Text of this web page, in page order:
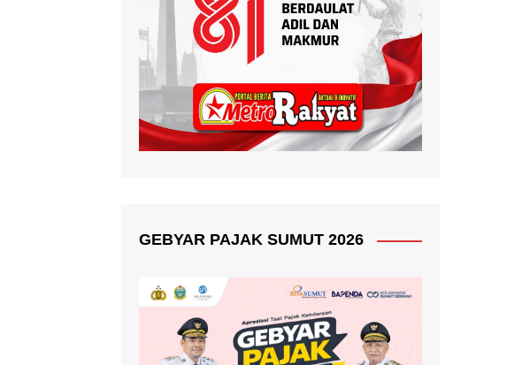
GEBYAR PAJAK SUMUT 2026